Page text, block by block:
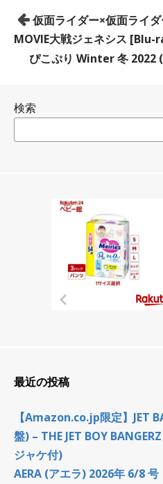
投
稿
ナ
ー
仮面ライダー×仮面ライ
MOVIE大戦ジェネシス [Blu-
ぴこぷり Winter 冬 2022
検索
最近の投稿
【Amazon.co.jp限定】JET
盤) – THE JET BOY
ジャケ付)
AERA (アエラ) 2026年 6/8